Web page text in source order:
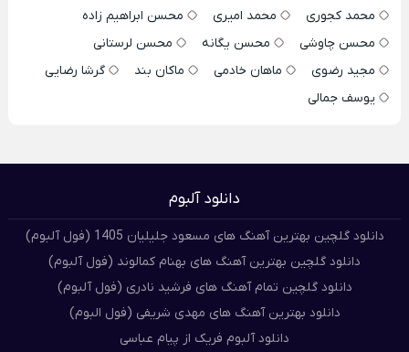
محمد کجوری
محمد امیری
محسن ابراهیم زاده
محسن چاوشی
محسن یگانه
محسن لرستانی
مجید رضوی
ماهان خادمی ماکان بند
گرشا رضایی
یوسف جمالی
دانلود آلبوم
دانلود گلچین بهترین آهنگ های مسعود جلیلیان 1405 (فول آلبوم)
دانلود گلچین بهترین آهنگ های بهنام کمالوند (فول آلبوم)
دانلود گلچین تمام آهنگ های فرشید نادری (فول آلبوم)
دانلود بهترین آهنگ های مهدی شریفی (فول البوم)
دانلود آلبوم فریک از پیام عباسی